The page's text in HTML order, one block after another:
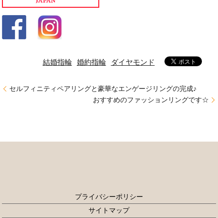
結婚指輪 婚約指輪 ダイヤモンド
セルフィニティペアリングと豪華なエンゲージリングの完成♪
おすすめのファッションリングです☆
プライバシーポリシー
サイトマップ